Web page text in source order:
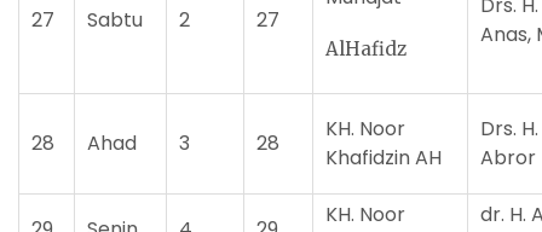
27 Sabtu 2 27
AlHafidz
Anas,
28 Ahad 3 28
KH. Noor
Khafidzin AH
Drs.
Abror
KH. Noor
dr. H.